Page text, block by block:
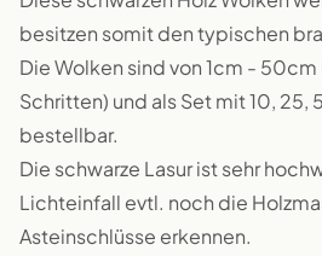
besitzen somit den typischen
Die Wolken sind von 1cm - 50cm
Schritten) und als Set mit 10, 25,
bestellbar.
Die schwarze Lasur ist sehr
Lichteinfall evtl. noch die
Asteinschlüsse erkennen.